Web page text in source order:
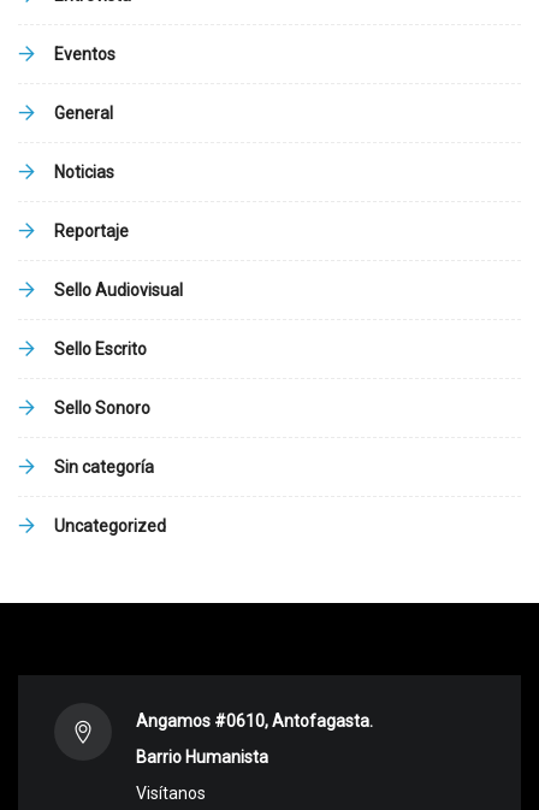
Eventos
General
Noticias
Reportaje
Sello Audiovisual
Sello Escrito
Sello Sonoro
Sin categoría
Uncategorized
Angamos #0610, Antofagasta.
Barrio Humanista
Visítanos